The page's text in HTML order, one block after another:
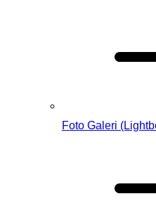
Foto Galeri